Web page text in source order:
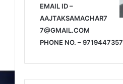
EMAIL ID –
AAJTAKSAMACHAR7
7@GMAIL.COM
PHONE NO. – 9719447357